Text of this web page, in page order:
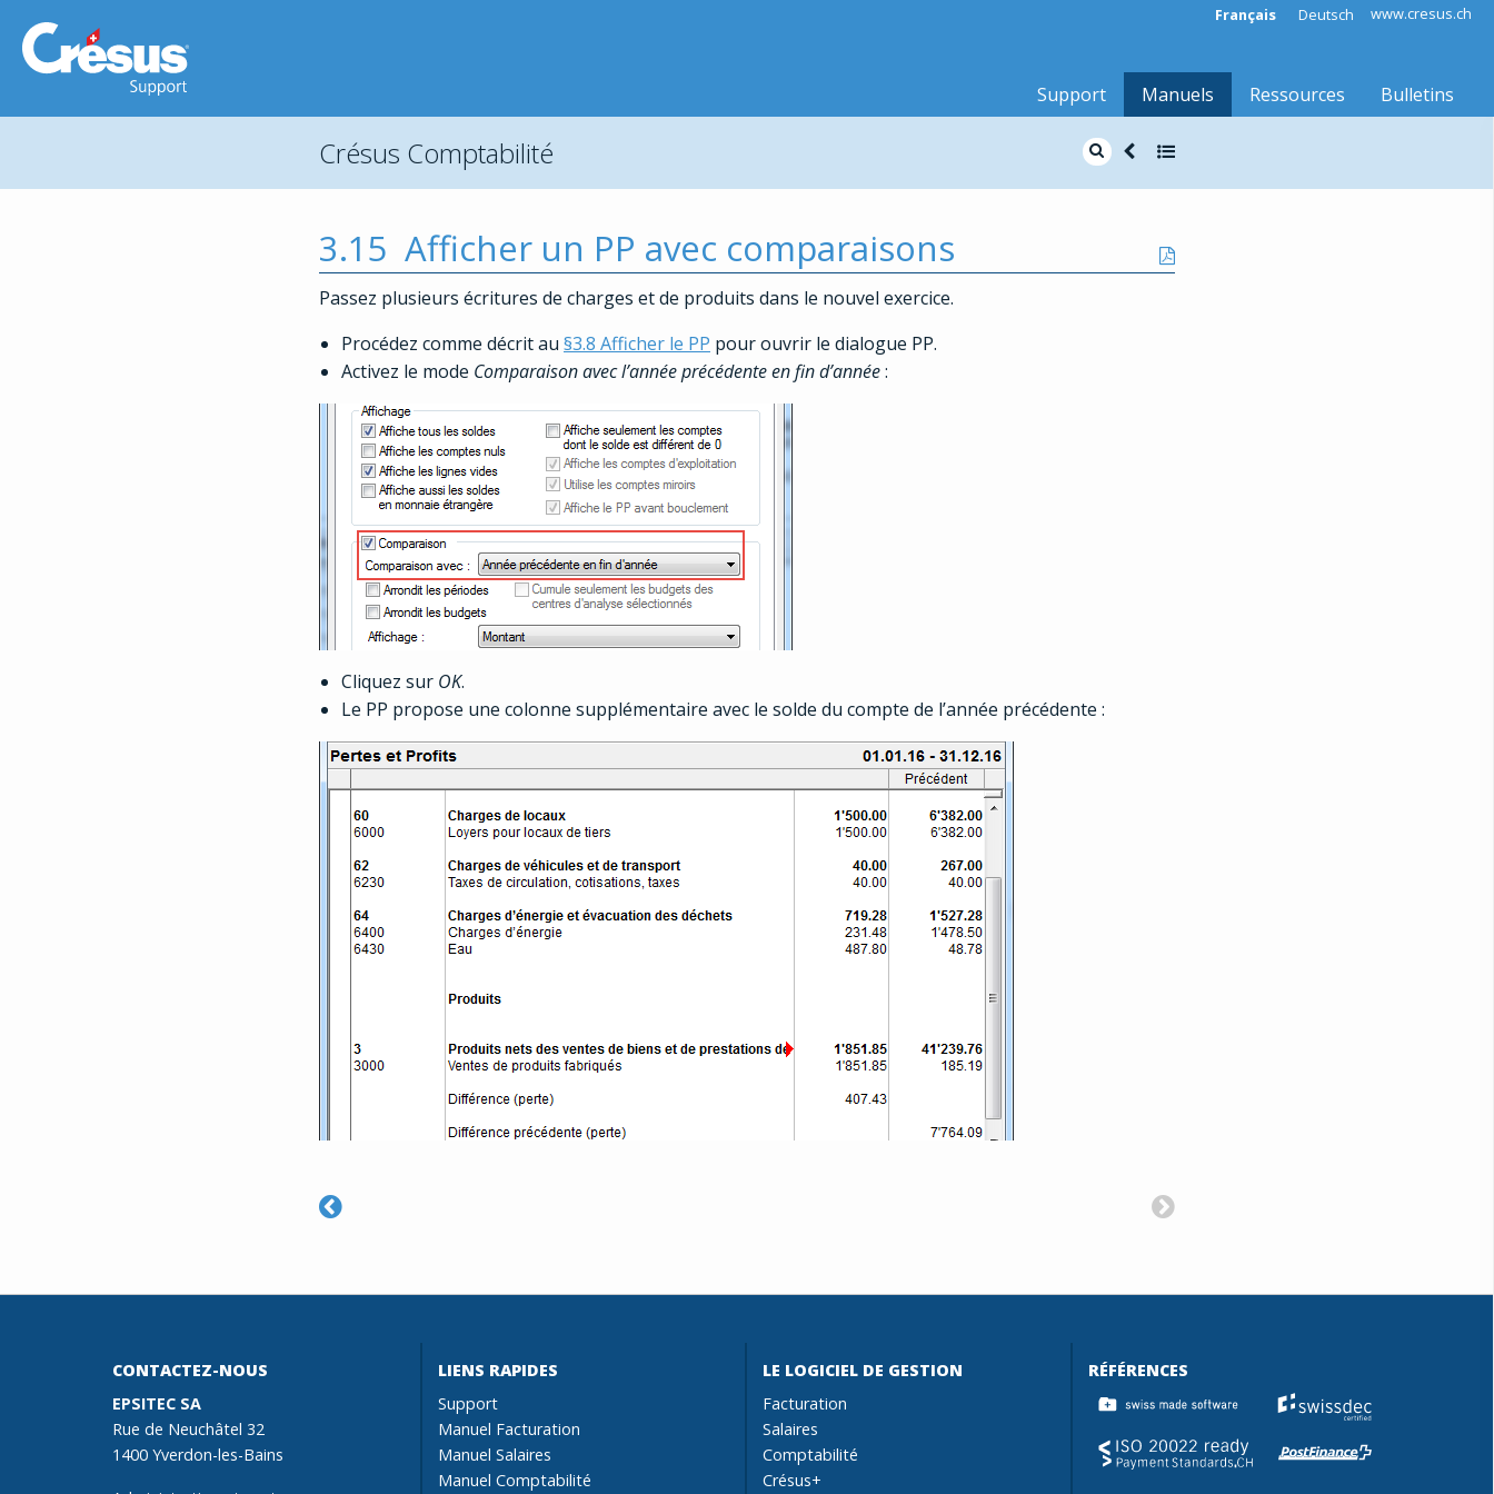
Français Deutsch www.cresus.ch
Support Manuels Ressources Bulletins
Crésus Comptabilité
3.15 Afficher un PP avec comparaisons
Passez plusieurs écritures de charges et de produits dans le nouvel exercice.
Procédez comme décrit au §3.8 Afficher le PP pour ouvrir le dialogue PP.
Activez le mode Comparaison avec l’année précédente en fin d’année:
Cliquez sur OK.
Le PP propose une colonne supplémentaire avec le solde du compte de l’année précédente :
CONTACTEZ-NOUS
EPSITEC SA
Rue de Neuchâtel 32
1400 Yverdon-les-Bains
LIENS RAPIDES
Support
Manuel Facturation
Manuel Salaires
Manuel Comptabilité
LE LOGICIEL DE GESTION
Facturation
Salaires
Comptabilité
Crésus+
RÉFÉRENCES